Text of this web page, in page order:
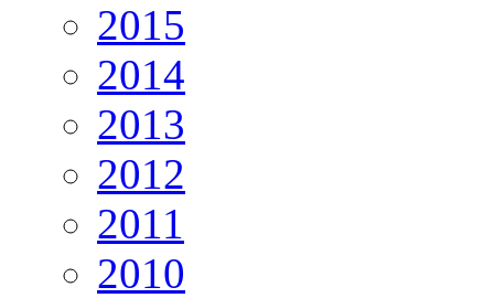
2015
2014
2013
2012
2011
2010